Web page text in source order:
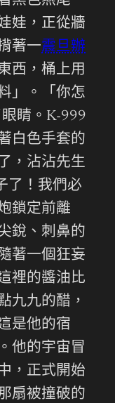
娃，正從牆
著一震旦辦
西，桶上用
」。「你怎
睛。K-999
白色手套的
，沾沾先生
了！我們必
鎖定前離
銳、刺鼻的
著一個狂妄
裡的醬油比
九九的醋，
是他的宿
他的宇宙冒
，正式開始
扇被撞破的